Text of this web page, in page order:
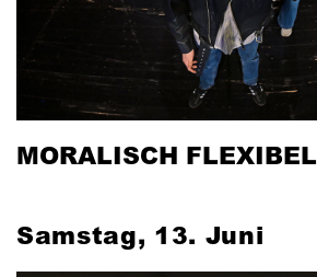
MORALISCH FLEXIBEL
Samstag, 13. Juni